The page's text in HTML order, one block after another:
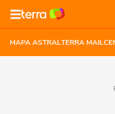
MAPA ASTRALTERRA MAIL